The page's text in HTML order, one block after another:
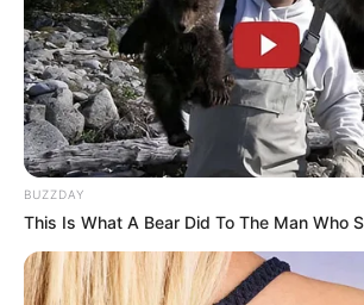
Bikin Ngakak, 10 Potret
Cosplay Murah Pakai Bahan
Seadanya
Anti Mainstream, 10 Cara
BUZZDAY
This Is What A Bear Did To The Man Who